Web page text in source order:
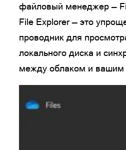
файловый менеджер —
File Explorer — это
проводник для
локального диска и
между облаком и вашим